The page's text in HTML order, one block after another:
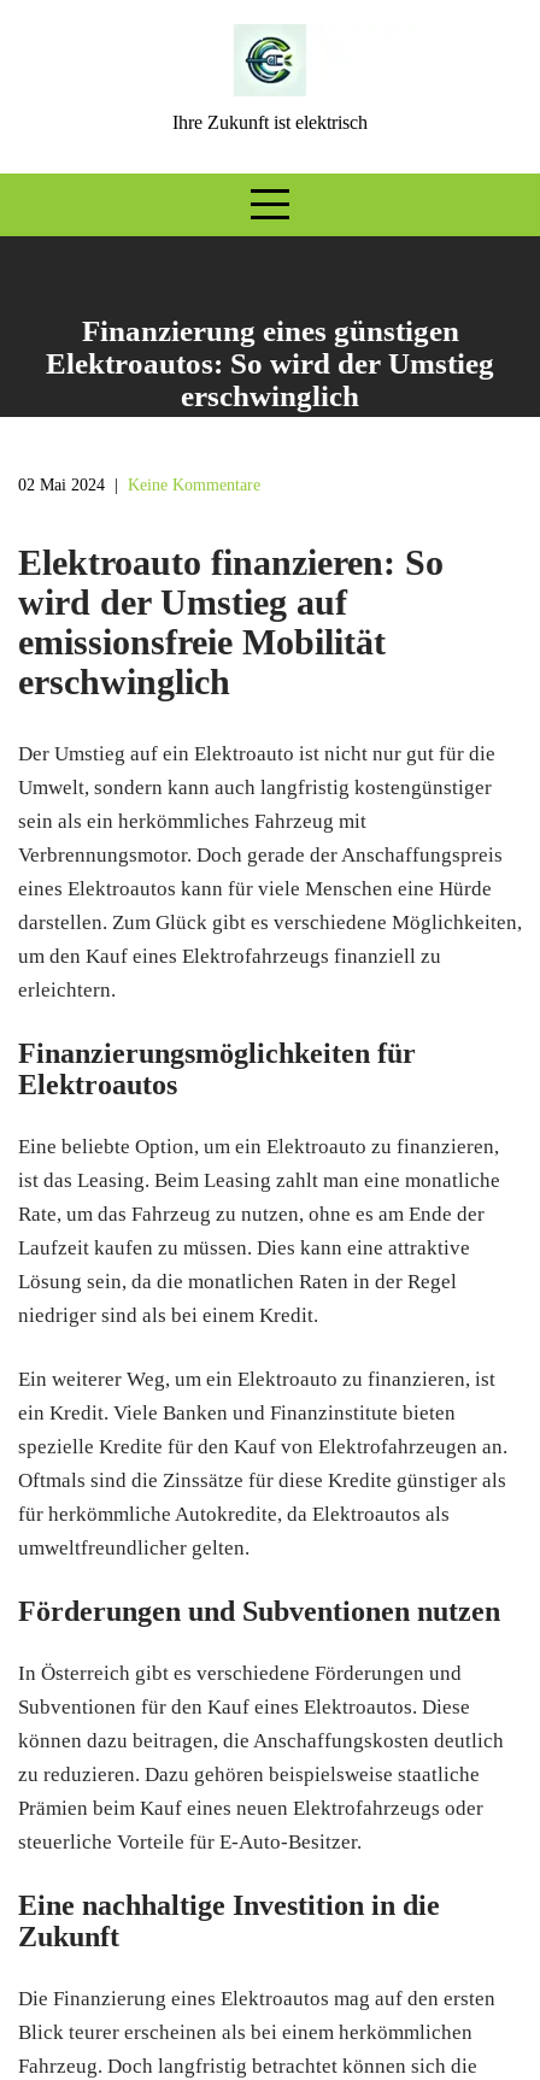
Ihre Zukunft ist elektrisch
Finanzierung eines günstigen
Elektroautos: So wird der Umstieg
erschwinglich
02 Mai 2024 Keine Kommentare
Elektroauto finanzieren: So
wird der Umstieg auf
emissionsfreie Mobilität
erschwinglich
Der Umstieg auf ein Elektroauto ist nicht nur gut für die
Umwelt, sondern kann auch langfristig kostengünstiger
sein als ein herkömmliches Fahrzeug mit
Verbrennungsmotor. Doch gerade der Anschaffungspreis
eines Elektroautos kann für viele Menschen eine Hürde
darstellen. Zum Glück gibt es verschiedene Möglichkeiten,
um den Kauf eines Elektrofahrzeugs finanziell zu
erleichtern.
Finanzierungsmöglichkeiten für
Elektroautos
Eine beliebte Option, um ein Elektroauto zu finanzieren,
ist das Leasing. Beim Leasing zahlt man eine monatliche
Rate, um das Fahrzeug zu nutzen, ohne es am Ende der
Laufzeit kaufen zu müssen. Dies kann eine attraktive
Lösung sein, da die monatlichen Raten in der Regel
niedriger sind als bei einem Kredit.
Ein weiterer Weg, um ein Elektroauto zu finanzieren, ist
ein Kredit. Viele Banken und Finanzinstitute bieten
spezielle Kredite für den Kauf von Elektrofahrzeugen an.
Oftmals sind die Zinssätze für diese Kredite günstiger als
für herkömmliche Autokredite, da Elektroautos als
umweltfreundlicher gelten.
Förderungen und Subventionen nutzen
In Österreich gibt es verschiedene Förderungen und
Subventionen für den Kauf eines Elektroautos. Diese
können dazu beitragen, die Anschaffungskosten deutlich
zu reduzieren. Dazu gehören beispielsweise staatliche
Prämien beim Kauf eines neuen Elektrofahrzeugs oder
steuerliche Vorteile für E-Auto-Besitzer.
Eine nachhaltige Investition in die
Zukunft
Die Finanzierung eines Elektroautos mag auf den ersten
Blick teurer erscheinen als bei einem herkömmlichen
Fahrzeug. Doch langfristig betrachtet können sich die